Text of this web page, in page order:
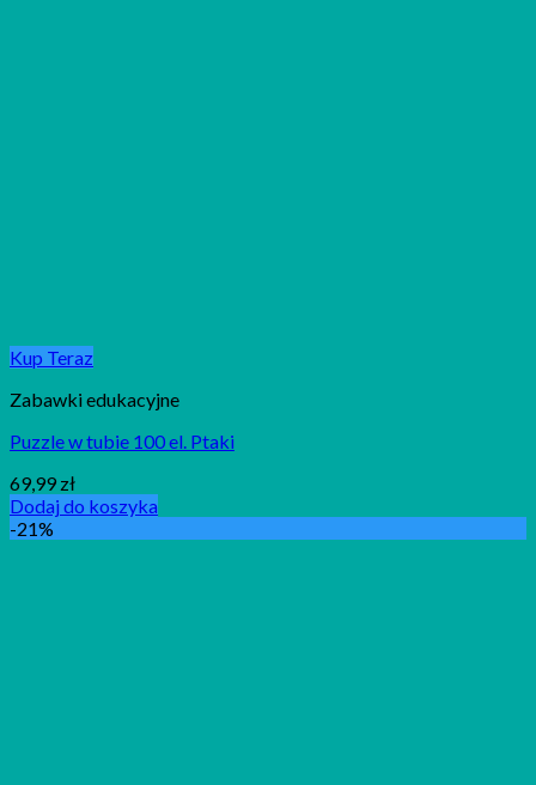
Kup Teraz
Zabawki edukacyjne
Puzzle w tubie 100 el. Ptaki
69,99 zł
Dodaj do koszyka
-21%